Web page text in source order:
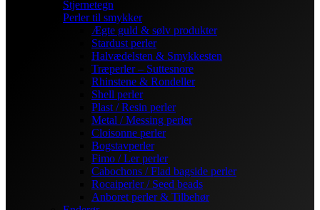
Stjernetegn
Perler til smykker
Ægte guld & sølv produkter
Stardust perler
Halvædelsten & Smykkesten
Træperler – Suttesnore
Rhinstene & Rondeller
Shell perler
Plast / Resin perler
Metal / Messing perler
Cloisonne perler
Bogstavperler
Fimo / Ler perler
Cabochons / Flad bagside perler
Rocaiperler / Seed beads
Anboret perler & Tilbehør